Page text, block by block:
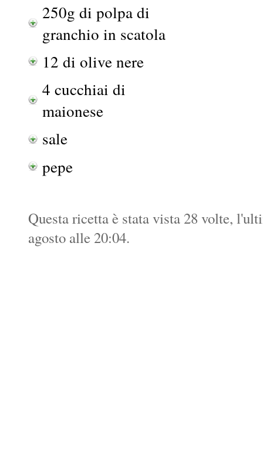
250g di polpa di
granchio in scatola
12 di olive nere
4 cucchiai di
maionese
sale
pepe
Questa ricetta è stata vista 28 volte,
agosto alle 20:04.